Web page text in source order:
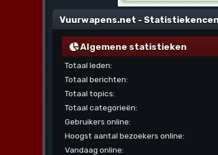
Vuurwapens.net -
Algemene statistieken
Totaal leden:
Totaal berichten:
Totaal topics:
Totaal categorieën:
Gebruikers online:
Hoogst aantal bezoekers online:
Vandaag online: